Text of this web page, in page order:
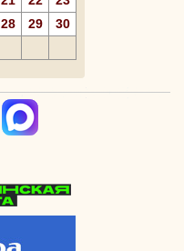
28 29
30